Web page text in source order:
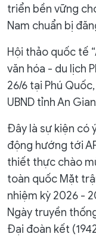
triển bền vững
Nam chuẩn bị
Hội thảo quốc tế
văn hóa - du lịch
26/6 tại Phú
UBND tỉnh An
Đây là sự kiện có
động hướng tới
thiết thực chào
toàn quốc Mặt
nhiệm kỳ 2026 -
Ngày truyền
Đại đoàn kết